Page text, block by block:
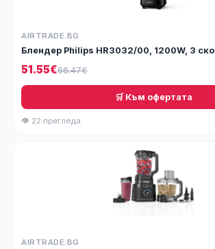
AIRTRADE.BG
Блендер Philips HR3032/00, 1200W, 3
51.55€66.47€
🛒 Към офертата
👁 22 прегледа
AIRTRADE.BG